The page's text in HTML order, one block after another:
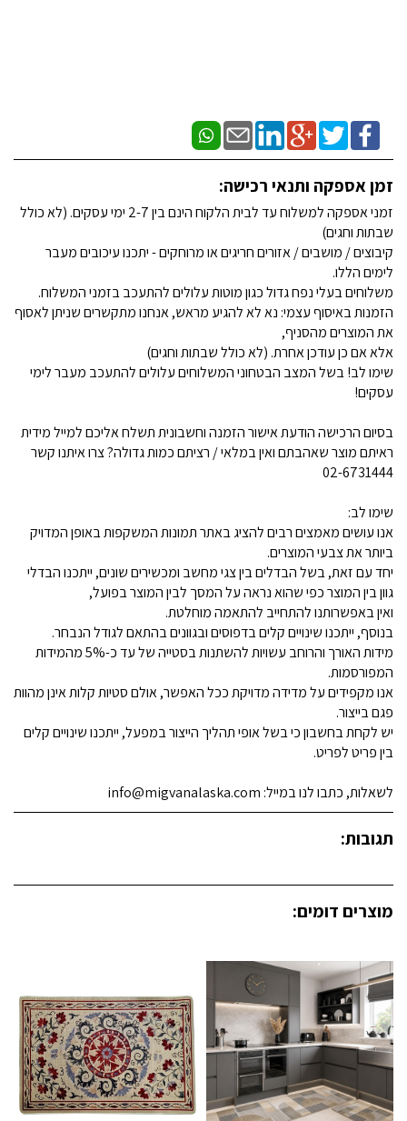
זמן אספקה ותנאי רכישה:
זמני אספקה למשלוח עד לבית הלקוח הינם בין 2-7 ימי עסקים. (לא כולל
שבתות וחגים)
קיבוצים / מושבים / אזורים חריגים או מרוחקים - יתכנו עיכובים מעבר
לימים הללו.
משלוחים בעלי נפח גדול כגון מוטות עלולים להתעכב בזמני המשלוח.
הזמנות באיסוף עצמי: נא לא להגיע מראש, אנחנו מתקשרים שניתן לאסוף
את המוצרים מהסניף,
אלא אם כן עודכן אחרת. (לא כולל שבתות וחגים)
שימו לב! בשל המצב הבטחוני המשלוחים עלולים להתעכב מעבר לימי
עסקים!
בסיום הרכישה הודעת אישור הזמנה וחשבונית תשלח אליכם למייל מידית
ראיתם מוצר שאהבתם ואין במלאי / רציתם כמות גדולה? צרו איתנו קשר
02-6731444
שימו לב:
אנו עושים מאמצים רבים להציג באתר תמונות המשקפות באופן המדויק
ביותר את צבעי המוצרים.
יחד עם זאת, בשל הבדלים בין צגי מחשב ומכשירים שונים, ייתכנו הבדלי
גוון בין המוצר כפי שהוא נראה על המסך לבין המוצר בפועל,
ואין באפשרותנו להתחייב להתאמה מוחלטת.
בנוסף, ייתכנו שינויים קלים בדפוסים ובגוונים בהתאם לגודל הנבחר.
מידות האורך והרוחב עשויות להשתנות בסטייה של עד כ-5% מהמידות
המפורסמות.
אנו מקפידים על מדידה מדויקת ככל האפשר, אולם סטיות קלות אינן מהוות
פגם בייצור.
יש לקחת בחשבון כי בשל אופי תהליך הייצור במפעל, ייתכנו שינויים קלים
בין פריט לפריט.
לשאלות, כתבו לנו במייל: info@migvanalaska.com
תגובות:
מוצרים דומים: